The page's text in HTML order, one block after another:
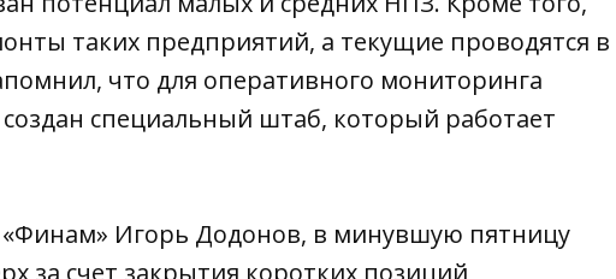
таких предприятий, а текущие проводятся в
что для оперативного мониторинга
специальный штаб, который работает
«Финам» Игорь Додонов, в минувшую пятницу
за счет закрытия коротких позиций